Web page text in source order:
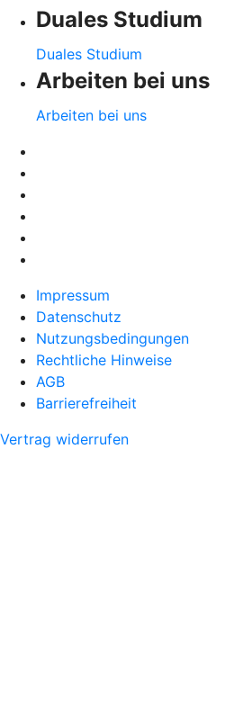
Duales Studium
Duales Studium
Arbeiten bei uns
Arbeiten bei uns
Impressum
Datenschutz
Nutzungsbedingungen
Rechtliche Hinweise
AGB
Barrierefreiheit
Vertrag widerrufen